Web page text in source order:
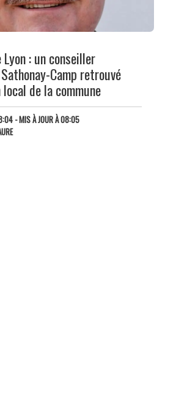
: un conseiller
Camp retrouvé
de la commune
- MIS À JOUR À 08:05